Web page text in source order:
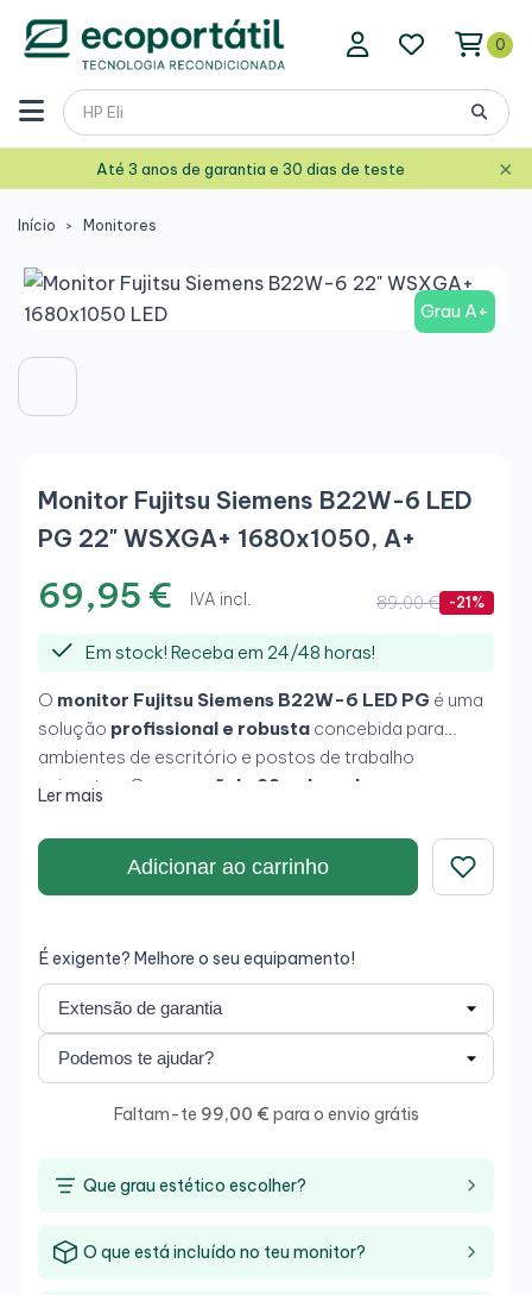
0
Até 3 anos de garantia e 30 dias de teste ×
Início Monitores
Grau A+
Monitor Fujitsu Siemens B22W-6 LED
PG 22" WSXGA+ 1680x1050, A+
69,95 € IVA incl. 89,00 € -21%
Em stock! Receba em 24/48 horas!
O monitor Fujitsu Siemens B22W-6 LED PG é uma
solução profissional e robusta concebida para
ambientes de escritório e postos de trabalho
exigentes. O seu
ecrã de 22 polegadas
espaço vertical do que o Full HD padrão, melhorando a
produtividade em tarefas administrativas e aplicações
empresariais. O seu design sóbrio emcor pretae a
opção fiável para utilização contínua.
Ler mais
Adicionar ao carrinho
É exigente? Melhore o seu equipamento!
Faltam-te 99,00 € para o envio grátis
Que grau estético escolher?
O que está incluído no teu monitor?